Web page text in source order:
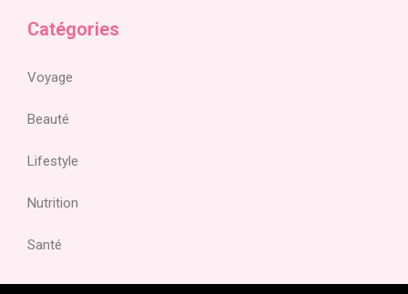
Catégories
Voyage
Beauté
Lifestyle
Nutrition
Santé